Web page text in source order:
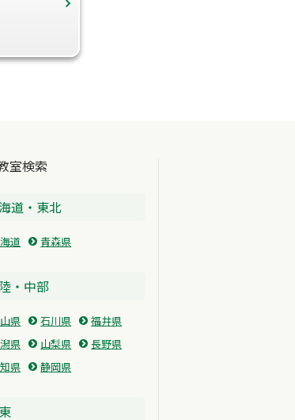
室検索
道・東北
道 青森県
・中部
県 石川県
福井県
県
山梨県
長野県
県
静岡県